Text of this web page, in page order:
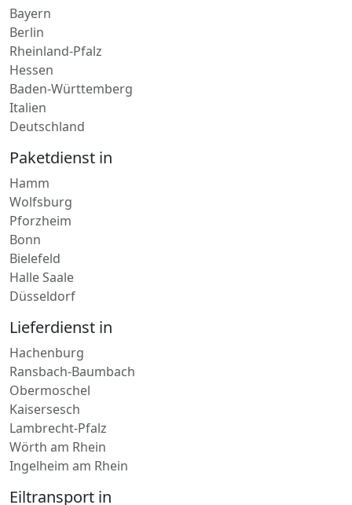
Bayern
Berlin
Rheinland-Pfalz
Hessen
Baden-Württemberg
Italien
Deutschland
Paketdienst in
Hamm
Wolfsburg
Pforzheim
Bonn
Bielefeld
Halle Saale
Düsseldorf
Lieferdienst in
Hachenburg
Ransbach-Baumbach
Obermoschel
Kaisersesch
Lambrecht-Pfalz
Wörth am Rhein
Ingelheim am Rhein
Eiltransport in